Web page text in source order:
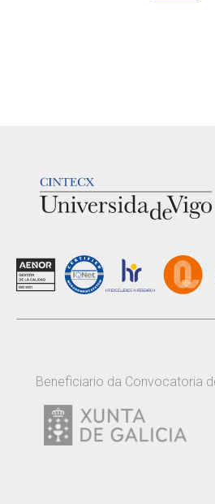
Beneficiario da Convocatoria